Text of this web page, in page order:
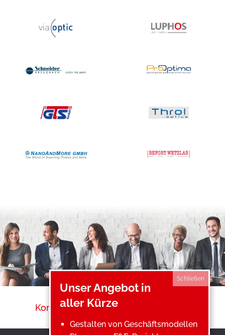
Kontakt Impressum
Unser Angebot in
aller Kürze
Gestalten von Geschäftsmodellen
Schließen